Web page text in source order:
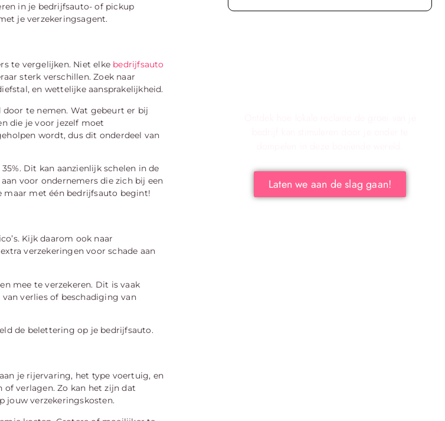
in je bedrijfsauto- of pickup
je verzekeringsagent.
te vergelijken. Niet elke bedrijfsauto
sterk verschillen. Zoek naar
en wettelijke aansprakelijkheid.
te nemen. Wat gebeurt er bij
die je voor jezelf moet
wordt, dus dit onderdeel van
Dit kan aanzienlijk schelen in de
voor ondernemers die zich bij een
maar met één bedrijfsauto begint!
Kijk daarom ook naar
verzekeringen voor schade aan
mee te verzekeren. Dit is vaak
verlies of beschadiging van
de belettering op je bedrijfsauto.
je rijervaring, het type voertuig, en
of verlagen. Zo kan het zijn dat
jouw verzekeringskosten.
Laten we aan de slag gaan!